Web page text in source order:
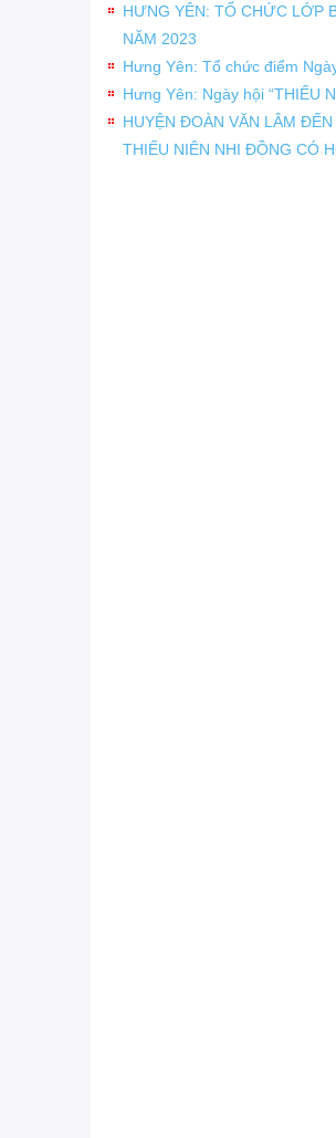
HƯNG YÊN: TỔ CHỨC LỚP
NĂM 2023
Hưng Yên: Tổ chức điểm
Hưng Yên: Ngày hội “THIẾU
HUYỆN ĐOÀN VĂN LÂM
THIẾU NIÊN NHI ĐỒNG CÓ